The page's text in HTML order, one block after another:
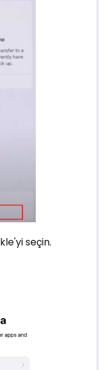
seçin.